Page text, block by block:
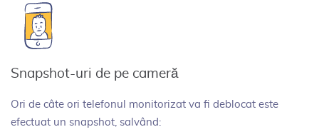
Snapshot-uri de pe cameră
Ori de câte ori telefonul monitorizat va fi deblocat este
efectuat un snapshot, salvând: